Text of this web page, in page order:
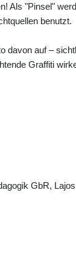
Als "Pinsel"
benutzt.
davon auf –
Graffiti
GbR, Lajos